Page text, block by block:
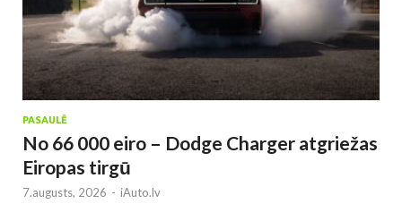
PASAULĒ
No 66 000 eiro – Dodge Charger atgriežas
Eiropas tirgū
7.augusts, 2026 - iAuto.lv